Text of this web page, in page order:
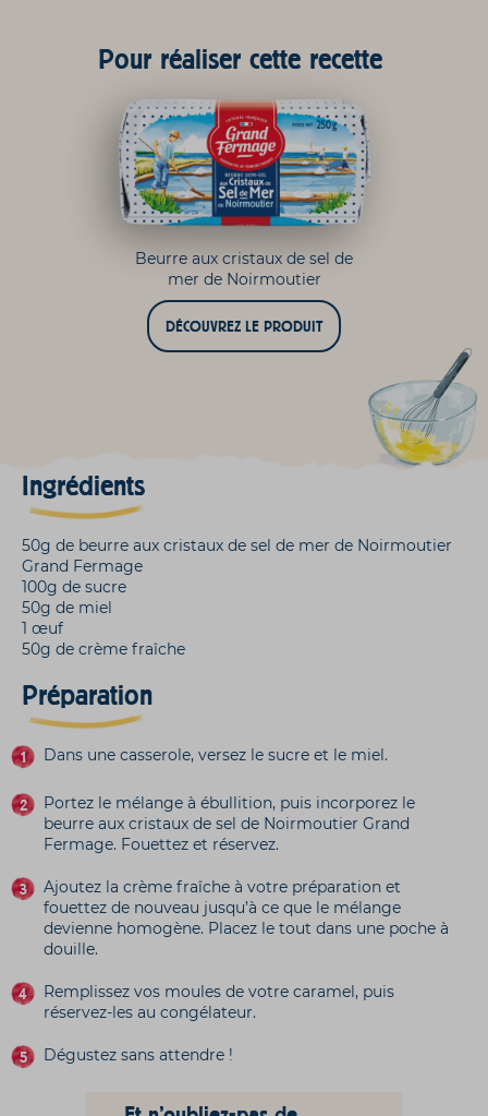
Pour réaliser cette recette
Beurre aux cristaux de sel de
mer de Noirmoutier
DÉCOUVREZ LE PRODUIT
Ingrédients
50g de beurre aux cristaux de sel de mer de Noirmoutier
Grand Fermage
100g de sucre
50g de miel
1 œuf
50g de crème fraîche
Préparation
Dans une casserole, versez le sucre et le miel.
Portez le mélange à ébullition, puis incorporez le
beurre aux cristaux de sel de Noirmoutier Grand
Fermage. Fouettez et réservez.
Ajoutez la crème fraîche à votre préparation et
fouettez de nouveau jusqu’à ce que le mélange
devienne homogène. Placez le tout dans une poche à
douille.
Remplissez vos moules de votre caramel, puis
réservez-les au congélateur.
Dégustez sans attendre !